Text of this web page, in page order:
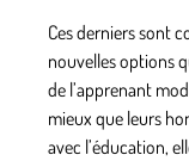
Ces derniers sont
nouvelles options
de l’apprenant
mieux que leurs
avec l’éducation,